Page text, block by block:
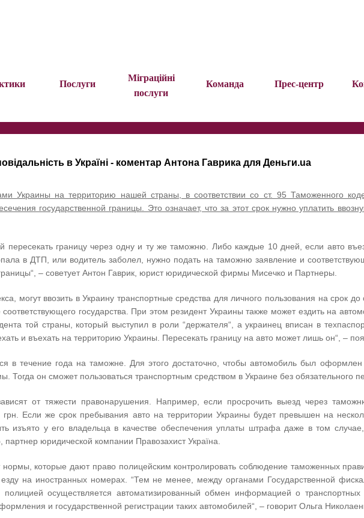
Послуги
Міграційні
послуги
Команда Прес-центр
в Україні - коментар Антона Гаврика для Деньги.ua
Украины на территорию нашей страны, в соответствии со ст. 95 Таможенного
государственной границы. Это означает, что за этот срок нужно уплатить
пересекать границу через одну и ту же таможню. Либо каждые 10 дней, если авто
в ДТП, или водитель заболел, нужно подать на таможню заявление и
– советует Антон Гаврик, юрист юридической фирмы Мисечко и Партнеры.
могут ввозить в Украину транспортные средства для личного пользования на срок
государства. При этом резидент Украины также может ездить на
той страны, который выступил в роли “держателя“, а украинец вписан в
и въехать на территорию Украины. Пересекать границу на авто может лишь он“, –
в течение года на таможне. Для этого достаточно, чтобы автомобиль был
он сможет пользоваться транспортным средством в Украине без обязательного
от тяжести правонарушения. Например, если просрочить выезд через
Если же срок пребывания авто на территории Украины будет превышен на
изъято у его владельца в качестве обеспечения уплаты штрафа даже в том
юридической компании Правозахист Україна.
которые дают право полицейским контролировать соблюдение таможенных
езду на иностранных номерах. “Тем не менее, между органами Государственной
осуществляется автоматизированный обмен информацией о транспортных
и государственной регистрации таких автомобилей“, – говорит Ольга